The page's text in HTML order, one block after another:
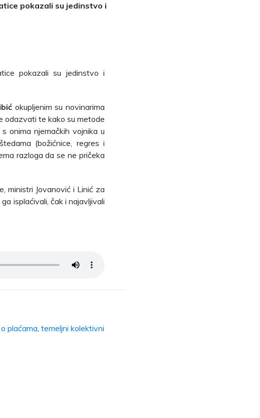
pokazali su jedinstvo i
pokazali su jedinstvo i
okupljenim su novinarima
odazvati te kako su metode
onima njemačkih vojnika u
(božićnice, regres i
razloga da se ne pričeka
ministri Jovanović i Linić za
isplaćivali, čak i najavljivali
plaćama, temeljni kolektivni